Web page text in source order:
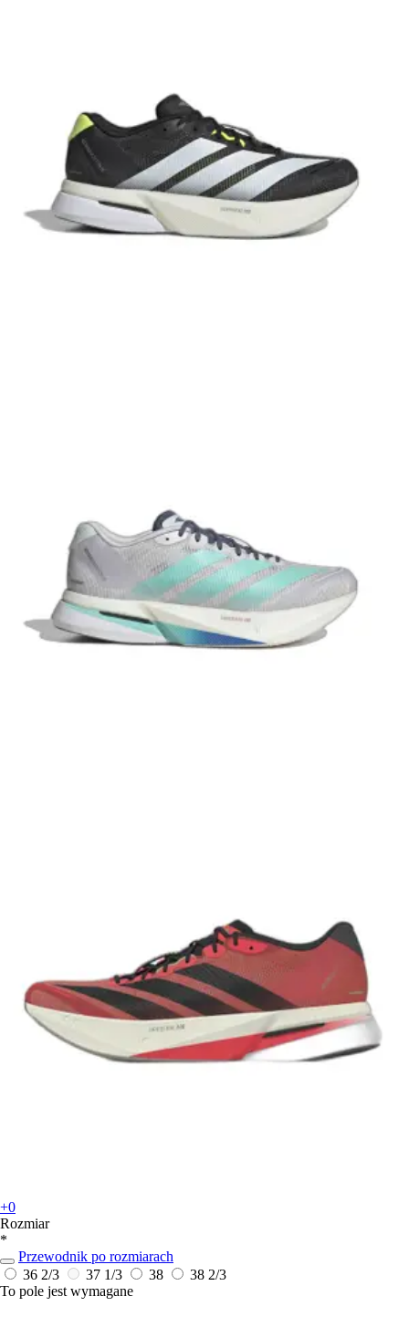
+0
Rozmiar
*
Przewodnik po rozmiarach
36 2/3
37 1/3 38
38 2/3
To pole jest wymagane